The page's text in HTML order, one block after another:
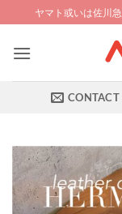
to
content
ヤマト或いは佐川
CONTACT